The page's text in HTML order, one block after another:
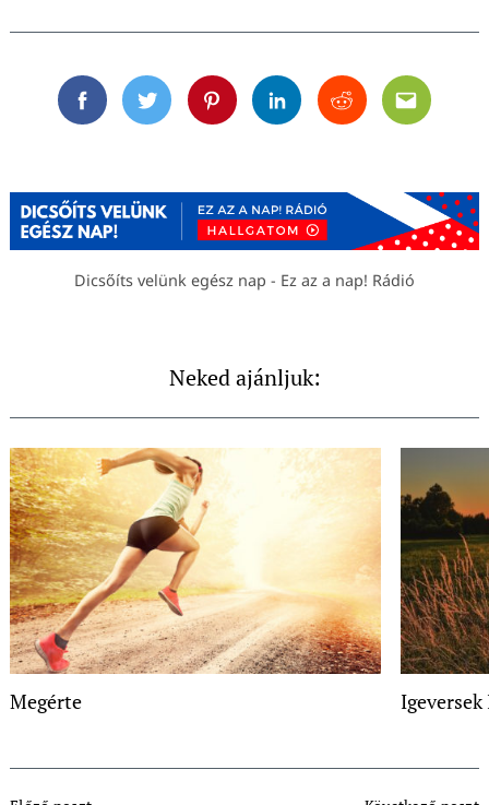
FacebookTwitterPinterestLinkedinRedditEmail
Dicsőíts velünk egész nap - Ez az a nap! Rádió
Neked ajánljuk:
Megérte